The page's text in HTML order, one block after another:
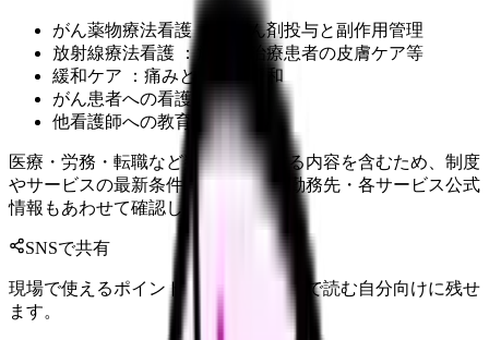
がん薬物療法看護 ：抗がん剤投与と副作用管理
放射線療法看護 ：放射線治療患者の皮膚ケア等
緩和ケア ：痛みと症状の緩和
がん患者への看護実践
他看護師への教育指導
医療・労務・転職など判断に影響する内容を含むため、制度
やサービスの最新条件は公的機関・勤務先・各サービス公式
情報もあわせて確認してください。
SNSで共有
現場で使えるポイントを、同僚やあとで読む自分向けに残せ
ます。